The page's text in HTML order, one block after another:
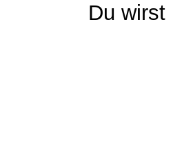
Du wirst